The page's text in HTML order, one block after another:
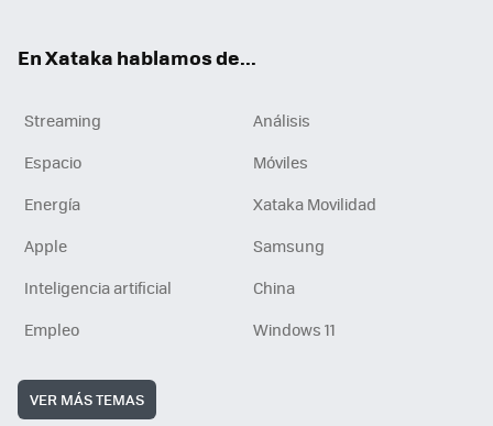
En Xataka hablamos de...
Streaming
Análisis
Espacio
Móviles
Energía
Xataka Movilidad
Apple
Samsung
Inteligencia artificial
China
Empleo
Windows 11
VER MÁS TEMAS